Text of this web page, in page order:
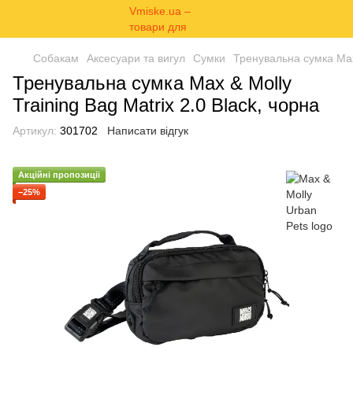
Собакам Аксесуари та вигул Сумки Тренувальна сумка
Тренувальна сумка Max & Molly
Training Bag Matrix 2.0 Black, чорна
Артикул: 301702 Написати відгук
Акційні пропозиції
−25%